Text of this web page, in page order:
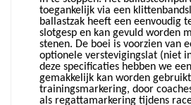
toegankelijk via een
ballastzak heeft een eenvoudig
slotgesp en kan gevuld worden
stenen. De boei is voorzien van
optionele verstevigingslat (niet
deze specificaties hebben we
gemakkelijk kan worden
trainingsmarkering, door
als regattamarkering tijdens